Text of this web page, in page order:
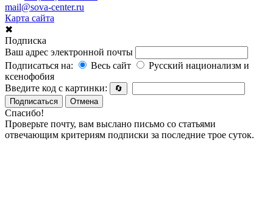
mail@sova-center.ru
Карта сайта
✖
Подписка
Ваш адрес электронной почты
Подписаться на:
Весь сайт
Русский национализм и
ксенофобия
Введите код с картинки:
🔄
Подписаться
Отмена
Спасибо!
Проверьте почту, вам выслано письмо со статьями
отвечающим критериям подписки за последние трое суток.